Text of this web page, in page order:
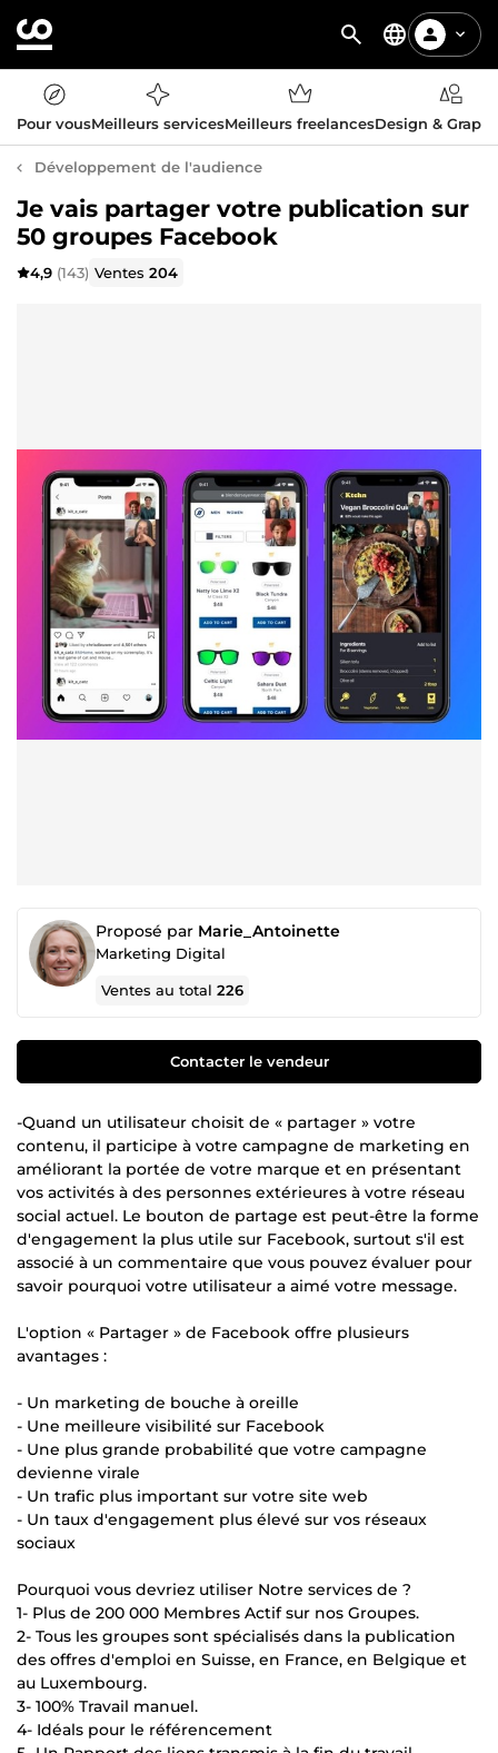
Pour vousMeilleurs servicesMeilleurs freelancesDesign &
Développement de l'audience
Je vais partager votre publication sur
50 groupes Facebook
4,9 (143) Ventes204
Proposé par Marie_Antoinette
Marketing Digital
Ventes au total226
Contacter le vendeur
-Quand un utilisateur choisit de « partager » votre
contenu, il participe à votre campagne de marketing en
améliorant la portée de votre marque et en présentant
vos activités à des personnes extérieures à votre réseau
social actuel. Le bouton de partage est peut-être la forme
d'engagement la plus utile sur Facebook, surtout s'il est
associé à un commentaire que vous pouvez évaluer pour
savoir pourquoi votre utilisateur a aimé votre message.
L'option « Partager » de Facebook offre plusieurs
avantages :
- Un marketing de bouche à oreille
- Une meilleure visibilité sur Facebook
- Une plus grande probabilité que votre campagne
devienne virale
- Un trafic plus important sur votre site web
- Un taux d'engagement plus élevé sur vos réseaux
sociaux
Pourquoi vous devriez utiliser Notre services de ?
1- Plus de 200 000 Membres Actif sur nos Groupes.
2- Tous les groupes sont spécialisés dans la publication
des offres d'emploi en Suisse, en France, en Belgique et
au Luxembourg.
3- 100% Travail manuel.
4- Idéals pour le référencement